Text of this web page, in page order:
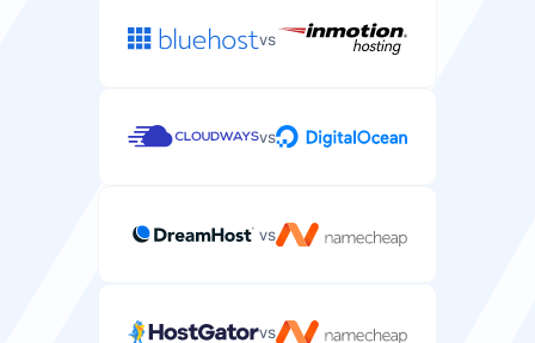
vs
vs
vs
vs